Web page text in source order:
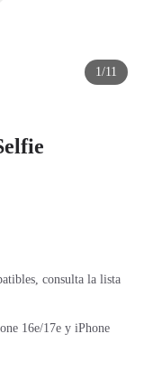
1/11
consulta la lista
16e/17e y iPhone